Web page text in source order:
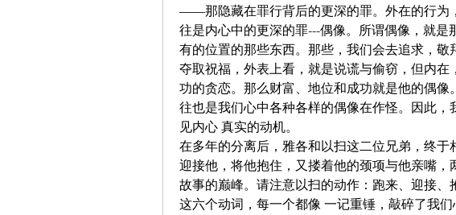
——那隐藏在罪行背后的更深的罪。外在的行为
往是内心中的更深的罪---偶像。所谓偶像，就是
有的位置的那些东西。那些，我们会去追求，敬
夺取祝福，外表上看，就是说谎与偷窃，但内
功的贪恋。那么财富、地位和成功就是他的偶像
往也是我们心中各种各样的偶像在作怪。因此
见内心 真实的动机。
在多年的分离后，雅各和以扫这二位兄弟，终于
迎接他，将他抱住，又搂着他的颈项与他亲嘴，
故事的巅峰。请注意以扫的动作：跑来、迎接、
这六个动词，每一个都像 一记重锤，敲碎了我